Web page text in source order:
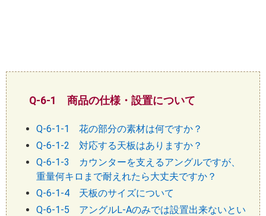
Q-6-1 商品の仕様・設置について
Q-6-1-1 花の部分の素材は何ですか？
Q-6-1-2 対応する天板はありますか？
Q-6-1-3 カウンターを支えるアングルですが、
重量何キロまで耐えれたら大丈夫ですか？
Q-6-1-4 天板のサイズについて
Q-6-1-5 アングルL-Aのみでは設置出来ないとい